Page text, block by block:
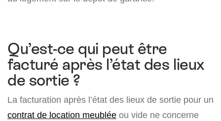
Qu’est-ce qui peut être
facturé après l’état des lieux
de sortie ?
La facturation après l’état des lieux de sortie pour un
contrat de location meublée ou vide ne concerne